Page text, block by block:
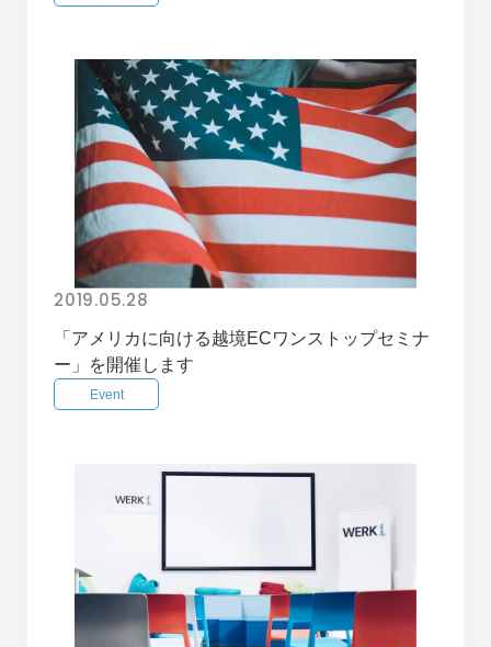
2019.05.28
「アメリカに向ける越境ECワンストップセミナ
ー」を開催します
Event